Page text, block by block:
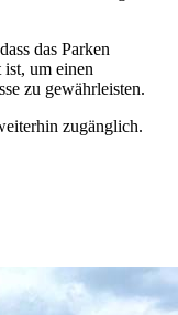
das Parken
um einen
zu gewährleisten.
zugänglich.